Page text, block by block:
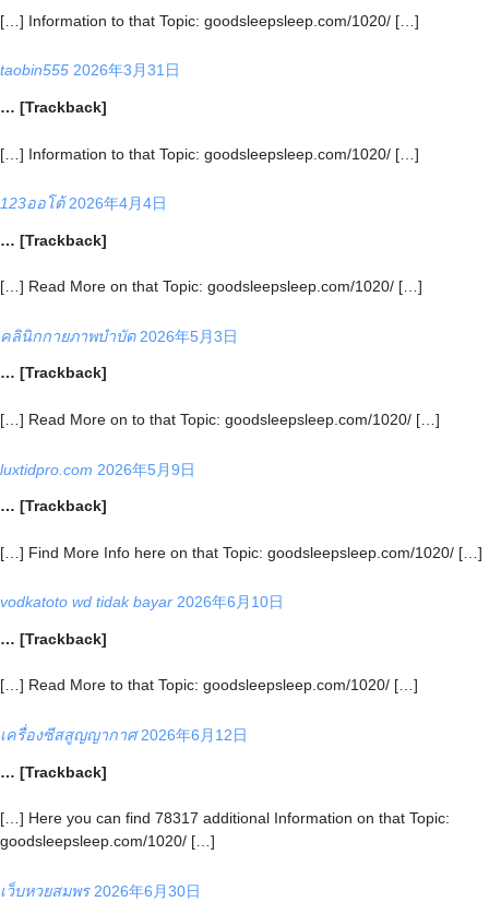
[…] Information to that Topic: goodsleepsleep.com/1020/ […]
taobin555 2026年3月31日
… [Trackback]
[…] Information to that Topic: goodsleepsleep.com/1020/ […]
123ออโต้ 2026年4月4日
… [Trackback]
[…] Read More on that Topic: goodsleepsleep.com/1020/ […]
คลินิกกายภาพบำบัด 2026年5月3日
… [Trackback]
[…] Read More on to that Topic: goodsleepsleep.com/1020/ […]
luxtidpro.com 2026年5月9日
… [Trackback]
[…] Find More Info here on that Topic: goodsleepsleep.com/1020/ […]
vodkatoto wd tidak bayar 2026年6月10日
… [Trackback]
[…] Read More to that Topic: goodsleepsleep.com/1020/ […]
เครื่องซีสสูญญากาศ 2026年6月12日
… [Trackback]
[…] Here you can find 78317 additional Information on that Topic:
goodsleepsleep.com/1020/ […]
เว็บหวยสมพร 2026年6月30日